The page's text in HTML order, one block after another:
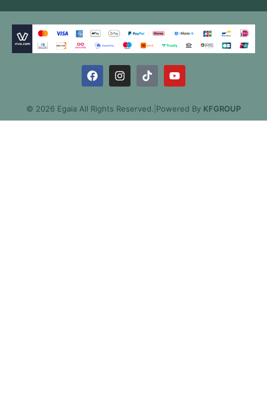
© 2026 Egaia All Rights Reserved. Powered By KFGROUP